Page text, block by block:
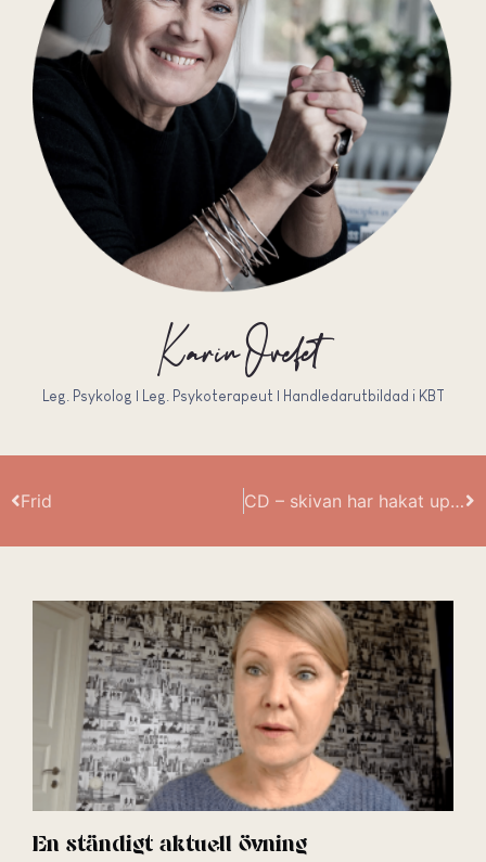
Karin Ovefelt
Leg. Psykolog | Leg. Psykoterapeut | Handledarutbildad i KBT
Frid CD – skivan har hakat upp sig!
En ständigt aktuell övning